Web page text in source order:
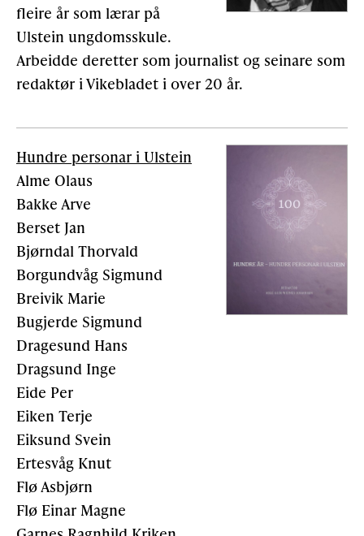
fleire år som lærar på
Ulstein ungdomsskule.
Arbeidde deretter som journalist og seinare som
redaktør i Vikebladet i over 20 år.
Hundre personar i Ulstein
Alme Olaus
Bakke Arve
Berset Jan
Bjørndal Thorvald
Borgundvåg Sigmund
Breivik Marie
Bugjerde Sigmund
Dragesund Hans
Dragsund Inge
Eide Per
Eiken Terje
Eiksund Svein
Ertesvåg Knut
Flø Asbjørn
Flø Einar Magne